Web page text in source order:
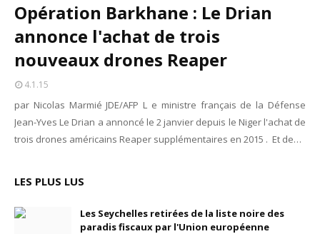
Opération Barkhane : Le Drian
annonce l'achat de trois
nouveaux drones Reaper
4.1.15
par Nicolas Marmié JDE/AFP L e ministre français de la Défense
Jean-Yves Le Drian a annoncé le 2 janvier depuis le Niger l'achat de
trois drones américains Reaper supplémentaires en 2015 . Et de…
LES PLUS LUS
Les Seychelles retirées de la liste noire des
paradis fiscaux par l'Union européenne